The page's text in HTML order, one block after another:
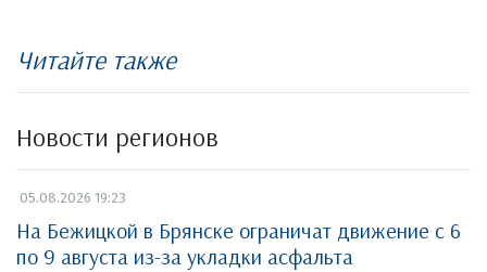
Читайте также
Новости регионов
05.08.2026 19:23
На Бежицкой в Брянске ограничат движение с 6
по 9 августа из-за укладки асфальта